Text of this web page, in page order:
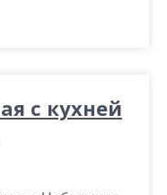
с кухней